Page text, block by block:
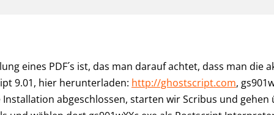
eines PDF´s ist, das man darauf achtet, dass man die
9.01, hier herunterladen: http://ghostscript.com,
abgeschlossen, starten wir Scribus und gehen